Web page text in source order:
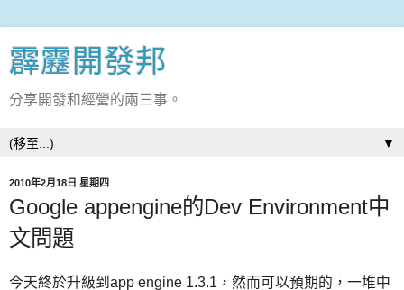
霹靂開發邦
分享開發和經營的兩三事。
▼
2010年2月18日 星期四
Google appengine的Dev Environment中
文問題
今天終於升級到app engine 1.3.1，然而可以預期的，一堆中